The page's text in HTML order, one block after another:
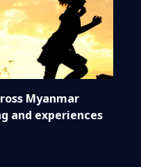
Myanmar
and experiences